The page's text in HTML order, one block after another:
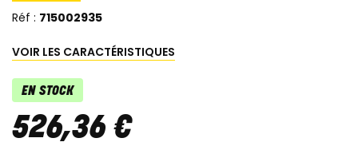
Réf : 715002935
VOIR LES CARACTÉRISTIQUES
EN STOCK
526,36 €